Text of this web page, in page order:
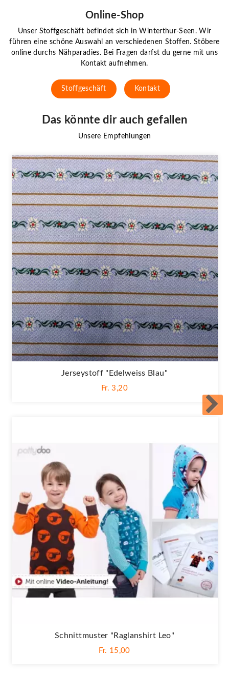
Online-Shop
Unser Stoffgeschäft befindet sich in Winterthur-Seen. Wir
führen eine schöne Auswahl an verschiedenen Stoffen. Stöbere
online durchs Nähparadies. Bei Fragen darfst du gerne mit uns
Kontakt aufnehmen.
Stoffgeschäft Kontakt
Das könnte dir auch gefallen
Unsere Empfehlungen
Jerseystoff "Edelweiss Blau"
Fr. 3,20
Schnittmuster "Raglanshirt Leo"
Fr. 15,00